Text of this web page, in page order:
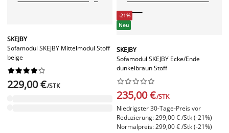
SKEJBY
Sofamodul SKEJBY Mittelmodul Stoff
beige






229,00 €/STK
-21%
Neu
SKEJBY
Sofamodul SKEJBY Ecke/Ende
dunkelbraun Stoff






235,00 €/STK
Niedrigster 30-Tage-Preis vor
Reduzierung: 299,00 € /Stk (-21%)
Normalpreis: 299,00 € /Stk (-21%)